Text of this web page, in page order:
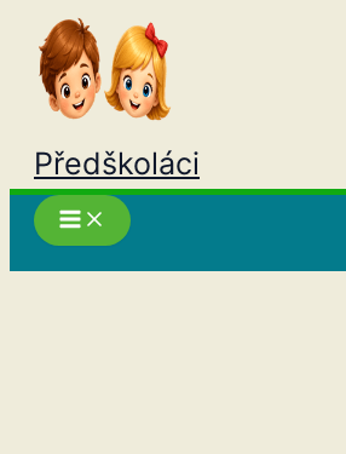
Přeskočit
obsah
Předškoláci